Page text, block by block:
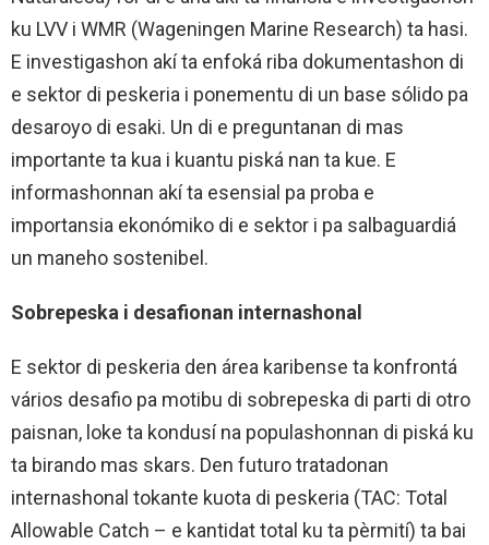
ku LVV i WMR (Wageningen Marine Research) ta hasi.
E investigashon akí ta enfoká riba dokumentashon di
e sektor di peskeria i ponementu di un base sólido pa
desaroyo di esaki. Un di e preguntanan di mas
importante ta kua i kuantu piská nan ta kue. E
informashonnan akí ta esensial pa proba e
importansia ekonómiko di e sektor i pa salbaguardiá
un maneho sostenibel.
Sobrepeska i desafionan internashonal
E sektor di peskeria den área karibense ta konfrontá
vários desafio pa motibu di sobrepeska di parti di otro
paisnan, loke ta kondusí na populashonnan di piská ku
ta birando mas skars. Den futuro tratadonan
internashonal tokante kuota di peskeria (TAC: Total
Allowable Catch – e kantidat total ku ta pèrmití) ta bai